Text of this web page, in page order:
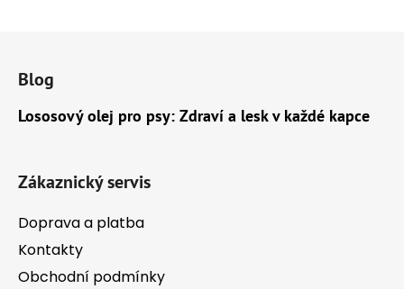
Blog
Lososový olej pro psy: Zdraví a lesk v každé kapce
Zákaznický servis
Doprava a platba
Kontakty
Obchodní podmínky